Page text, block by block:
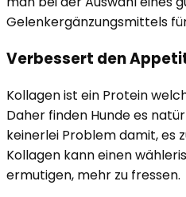
Gelenkergänzungsmittels
Verbessert den
Kollagen ist ein Protein
Daher finden Hunde es
keinerlei Problem damit, es
Kollagen kann einen
ermutigen, mehr zu fressen.